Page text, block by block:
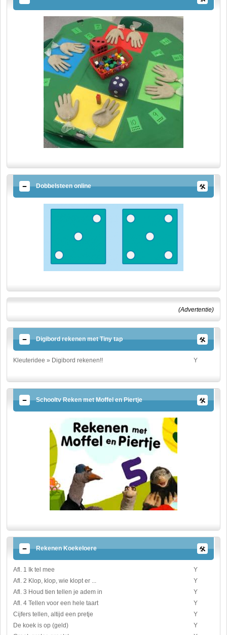
Dobbelsteen online
(Advertentie)
Digibord rekenen met Tiny tap
Kleuteridee » Digibord rekenen!! Y
Schooltv Reken met Moffel en Piertje
Rekenen Koekeloere
Afl. 1 Ik tel mee
Y
Afl. 2 Klop, klop, wie klopt er ...
Y
Afl. 3 Houd tien tellen je adem in
Y
Afl. 4 Tellen voor een hele taart
Y
Cijfers tellen, altijd een pretje
Y
De koek is op (geld)
Y